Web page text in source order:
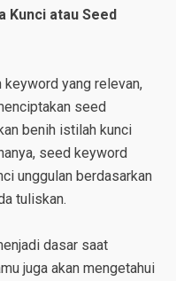
Kunci atau Seed
keyword yang relevan,
seed
benih istilah kunci
seed keyword
unggulan berdasarkan
tuliskan.
dasar saat
juga akan mengetahui